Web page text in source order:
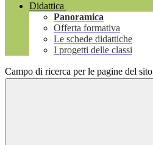
Didattica
Panoramica
Offerta formativa
Le schede didattiche
I progetti delle classi
Campo di ricerca per le pagine del sito